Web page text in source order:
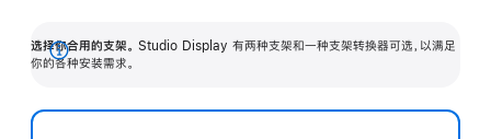
选择你合用的支架。 Studio Display 有两种支架和一种支架转换器可选，以满足
你的各种安装需求。
展